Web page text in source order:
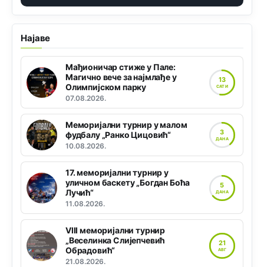
Најаве
Мађионичар стиже у Пале:
Магично вече за најмлађе у
Олимпијском парку
07.08.2026.
13
САТИ
Меморијални турнир у малом
фудбалу „Ранко Цицовић“
10.08.2026.
3
ДАНА
17. меморијални турнир у
уличном баскету „Богдан Боћа
Лучић“
11.08.2026.
5
ДАНА
VIII меморијални турнир
„Веселинка Слијепчевић
Обрадовић“
21.08.2026.
21
АВГ